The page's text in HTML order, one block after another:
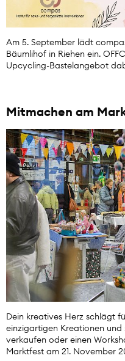
Am 5. September lädt
Bäumlihof in Riehen ein.
Upcycling-Bastelangebot
Mitmachen am
Dein kreatives Herz schlägt
einzigartigen Kreationen
verkaufen oder einen
Marktfest am 21. November